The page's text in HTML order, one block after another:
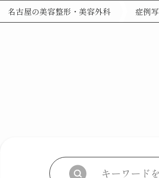
名古屋の美容整形・美容外科 症例